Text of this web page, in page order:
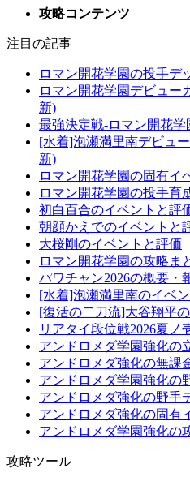
攻略コンテンツ
注目の記事
ロマン開花学園の投手デ
ロマン開花学園デビュー
新)
最強決定戦-ロマン開花
[水着]泡瀬満里南デビュ
新)
ロマン開花学園の固有イ
ロマン開花学園の投手育
初白百合のイベントと評
朝顔かえでのイベントと
大桜剛のイベントと評価
ロマン開花学園の攻略ま
パワチャン2026の概要・
[水着]泡瀬満里南のイベ
[復活の二刀流]大谷翔平
リアタイ段位戦2026夏ノ
アンドロメダ学園強化の
アンドロメダ強化の無課
アンドロメダ学園強化の
アンドロメダ強化の野手
アンドロメダ強化の固有
アンドロメダ学園強化の
攻略ツール